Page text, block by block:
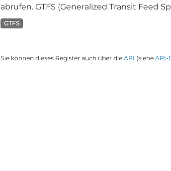
abrufen. GTFS (Generalized Transit Feed
GTFS
Sie können dieses Register auch über die API (siehe API-